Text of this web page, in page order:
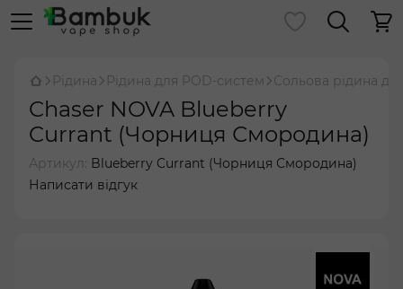
Рідина Рідина для POD-систем Сольова рідина
Chaser NOVA Blueberry
Currant (Чорниця Смородина)
Артикул: Blueberry Currant (Чорниця Смородина)
Написати відгук